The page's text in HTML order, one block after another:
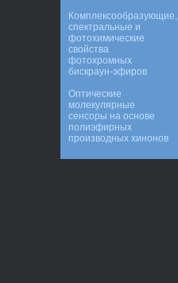
Комплексообразующие,
спектральные и
фотохимические
свойства
фотохромных
бискраун-эфиров
Оптические
молекулярные
сенсоры на основе
полиэфирных
производных хинонов